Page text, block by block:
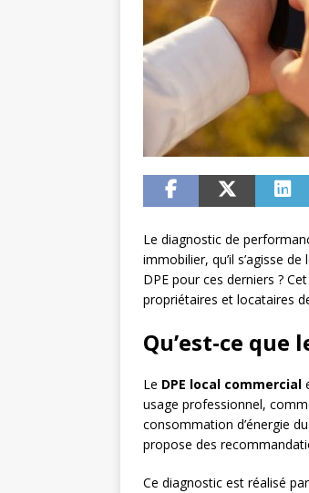
Le diagnostic de
immobilier, qu’il s’agisse
DPE pour ces derniers ?
propriétaires et locataires
Qu’est-ce que
Le DPE local commercial
usage professionnel,
consommation d’énergie
propose des
Ce diagnostic est réalisé